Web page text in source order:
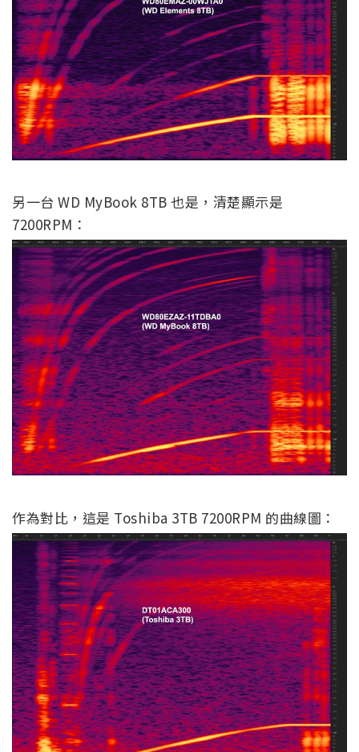
另一台 WD MyBook 8TB 也是，清楚顯示是
7200RPM：
作為對比，這是 Toshiba 3TB 7200RPM 的曲線圖：